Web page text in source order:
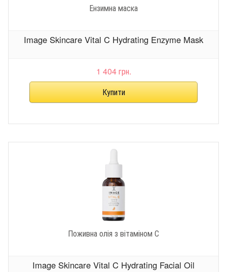
Ензимна маска
Image Skincare Vital C Hydrating Enzyme Mask
1 404 грн.
Поживна олія з вітаміном С
Image Skincare Vital C Hydrating Facial Oil